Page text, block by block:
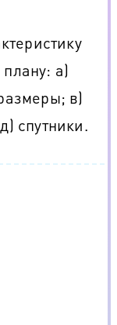
а)
в)
спутники.